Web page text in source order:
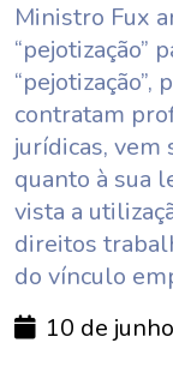
Ministro Fux
“pejotização”
contratam
jurídicas, vem
quanto à sua
vista a
direitos
do vínculo
10 de